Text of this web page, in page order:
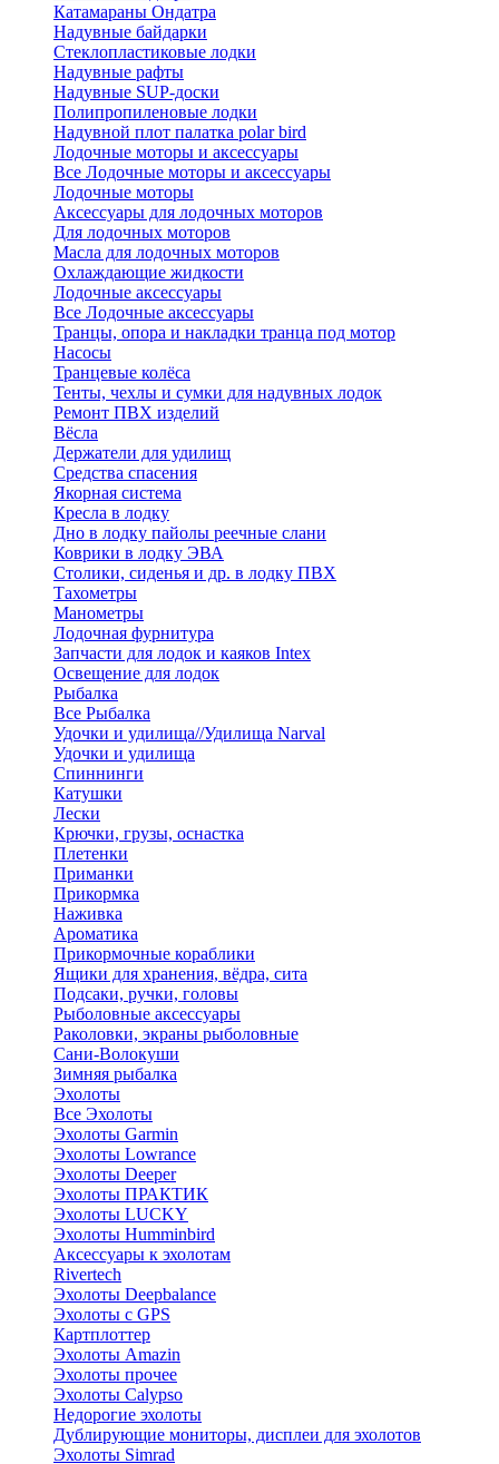
Катамараны Ондатра
Надувные байдарки
Стеклопластиковые лодки
Надувные рафты
Надувные SUP-доски
Полипропиленовые лодки
Надувной плот палатка polar bird
Лодочные моторы и аксессуары
Все Лодочные моторы и аксессуары
Лодочные моторы
Аксессуары для лодочных моторов
Для лодочных моторов
Масла для лодочных моторов
Охлаждающие жидкости
Лодочные аксессуары
Все Лодочные аксессуары
Транцы, опора и накладки транца под мотор
Насосы
Транцевые колёса
Тенты, чехлы и сумки для надувных лодок
Ремонт ПВХ изделий
Вёсла
Держатели для удилищ
Средства спасения
Якорная система
Кресла в лодку
Дно в лодку пайолы реечные слани
Коврики в лодку ЭВА
Столики, сиденья и др. в лодку ПВХ
Тахометры
Манометры
Лодочная фурнитура
Запчасти для лодок и каяков Intex
Освещение для лодок
Рыбалка
Все Рыбалка
Удочки и удилища//Удилища Narval
Удочки и удилища
Спиннинги
Катушки
Лески
Крючки, грузы, оснастка
Плетенки
Приманки
Прикормка
Наживка
Ароматика
Прикормочные кораблики
Ящики для хранения, вёдра, сита
Подсаки, ручки, головы
Рыболовные аксессуары
Раколовки, экраны рыболовные
Сани-Волокуши
Зимняя рыбалка
Эхолоты
Все Эхолоты
Эхолоты Garmin
Эхолоты Lowrance
Эхолоты Deeper
Эхолоты ПРАКТИК
Эхолоты LUCKY
Эхолоты Humminbird
Аксессуары к эхолотам
Rivertech
Эхолоты Deepbalance
Эхолоты с GPS
Картплоттер
Эхолоты Amazin
Эхолоты прочее
Эхолоты Calypso
Недорогие эхолоты
Дублирующие мониторы, дисплеи для эхолотов
Эхолоты Simrad